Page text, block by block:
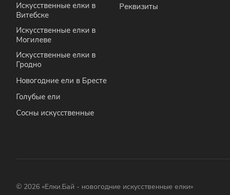
Искусственные елки в
Витебске
Искусственные елки в
Могилеве
Искусственные елки в
Гродно
Новогодние ели в Бресте
Голубые ели
Сосны искусственные
Реквизиты
© 2026 «Елки.Бай - новогодние искусственные елки»